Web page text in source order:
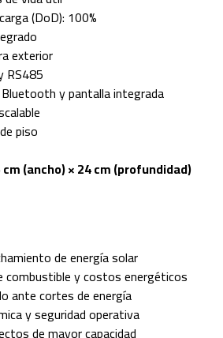
(DoD): 100%
exterior
RS485
y pantalla integrada
piso
(ancho) × 24 cm (profundidad)
de energía solar
combustible y costos energéticos
ante cortes de energía
y seguridad operativa
de mayor capacidad